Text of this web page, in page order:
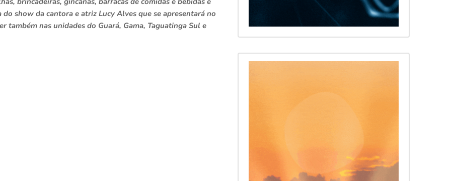
show da cantora e atriz Lucy Alves que se apresentará no
também nas unidades do Guará, Gama, Taguatinga Sul e